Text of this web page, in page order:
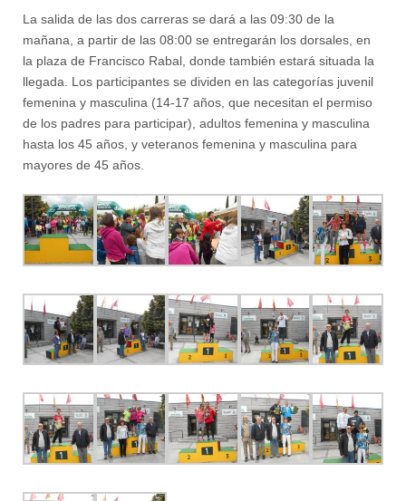
La salida de las dos carreras se dará a las 09:30 de la
mañana, a partir de las 08:00 se entregarán los dorsales, en
la plaza de Francisco Rabal, donde también estará situada la
llegada. Los participantes se dividen en las categorías juvenil
femenina y masculina (14-17 años, que necesitan el permiso
de los padres para participar), adultos femenina y masculina
hasta los 45 años, y veteranos femenina y masculina para
mayores de 45 años.